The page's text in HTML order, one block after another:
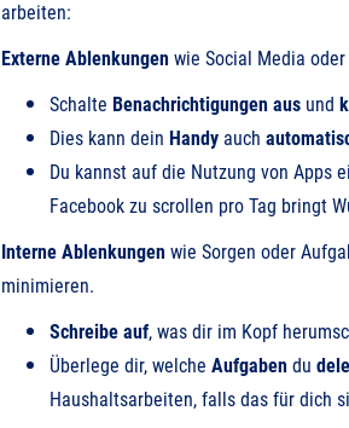
arbeiten:
Externe Ablenkungen wie Social Media
Schalte Benachrichtigungen aus und
Dies kann dein Handy auch
Du kannst auf die Nutzung von Apps
Facebook zu scrollen pro Tag bringt
Interne Ablenkungen wie Sorgen oder
minimieren.
Schreibe auf, was dir im Kopf
Überlege dir, welche Aufgaben du
Haushaltsarbeiten, falls das für dich